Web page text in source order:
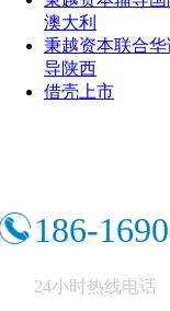
澳大利
秉越资本联合
导陕西
借壳上市
186-
24小时热线电话